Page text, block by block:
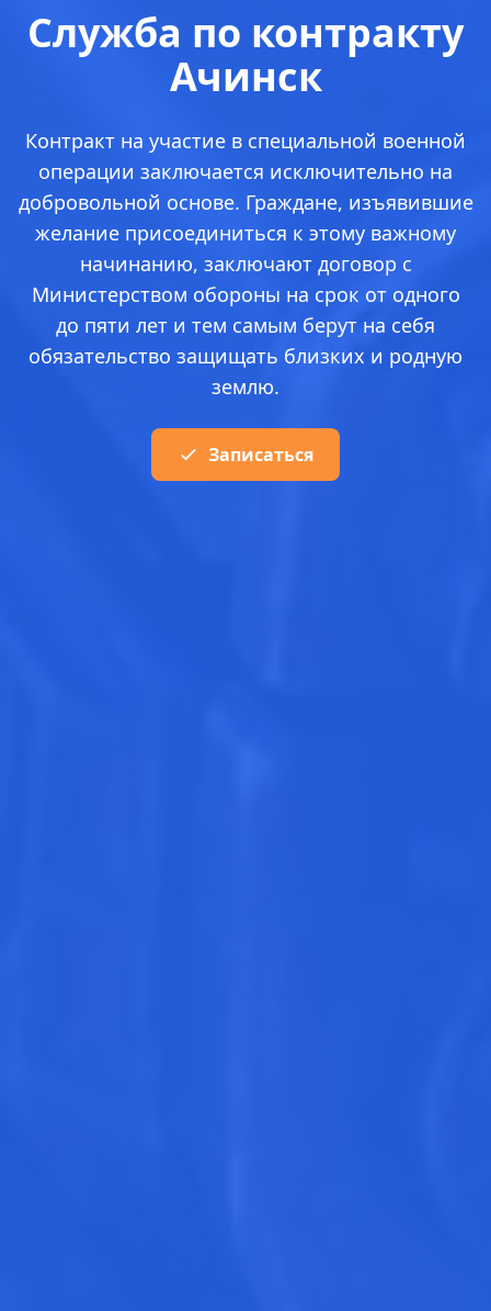
Служба по контракту
Ачинск
Контракт на участие в специальной военной
операции заключается исключительно на
добровольной основе. Граждане, изъявившие
желание присоединиться к этому важному
начинанию, заключают договор с
Министерством обороны на срок от одного
до пяти лет и тем самым берут на себя
обязательство защищать близких и родную
землю.
Записаться